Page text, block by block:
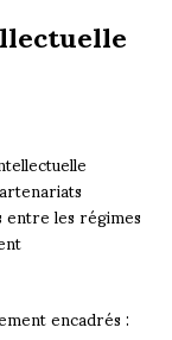
les régimes
encadrés :